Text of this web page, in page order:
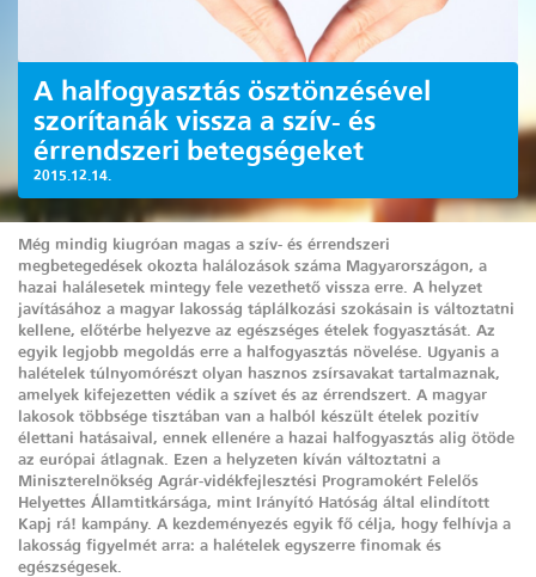
A halfogyasztás ösztönzésével
szorítanák vissza a szív- és
érrendszeri betegségeket
2015.12.14.
Még mindig kiugróan magas a szív- és érrendszeri
megbetegedések okozta halálozások száma Magyarországon, a
hazai halálesetek mintegy fele vezethető vissza erre. A helyzet
javításához a magyar lakosság táplálkozási szokásain is változtatni
kellene, előtérbe helyezve az egészséges ételek fogyasztását. Az
egyik legjobb megoldás erre a halfogyasztás növelése. Ugyanis a
halételek túlnyomórészt olyan hasznos zsírsavakat tartalmaznak,
amelyek kifejezetten védik a szívet és az érrendszert. A magyar
lakosok többsége tisztában van a halból készült ételek pozitív
élettani hatásaival, ennek ellenére a hazai halfogyasztás alig ötöde
az európai átlagnak. Ezen a helyzeten kíván változtatni a
Miniszterelnökség Agrár-vidékfejlesztési Programokért Felelős
Helyettes Államtitkársága, mint Irányító Hatóság által elindított
Kapj rá! kampány. A kezdeményezés egyik fő célja, hogy felhívja a
lakosság figyelmét arra: a halételek egyszerre finomak és
egészségesek.